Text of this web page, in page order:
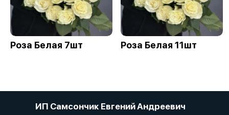
Роза Белая 7шт Роза Белая 11шт
ИП Самсончик Евгений Андреевич